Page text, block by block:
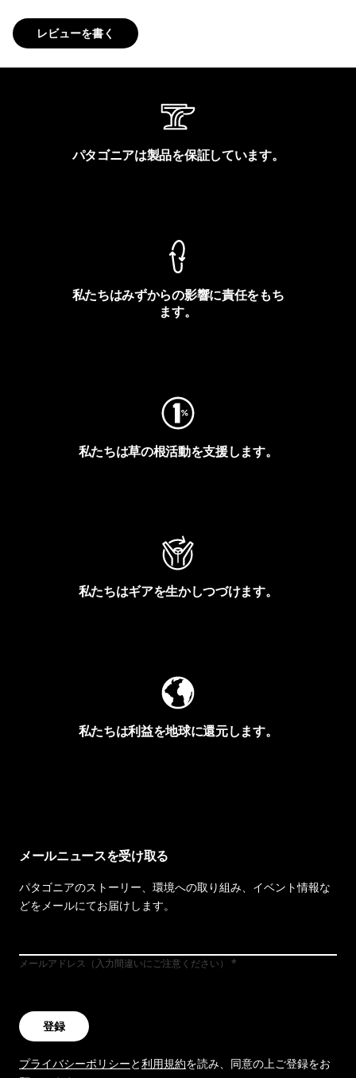
レビューを書く
パタゴニアは製品を保証しています。
私たちはみずからの影響に責任をもち
ます。
私たちは草の根活動を支援します。
私たちはギアを生かしつづけます。
私たちは利益を地球に還元します。
メールニュースを受け取る
パタゴニアのストーリー、環境への取り組み、イベント情報な
どをメールにてお届けします。
メールアドレス（入力間違いにご注意ください）
登録
プライバシーポリシーと利用規約を読み、同意の上ご登録をお